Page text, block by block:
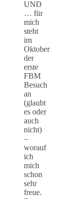
UND
… für
mich
steht
im
Oktober
der
erste
FBM
Besuch
an
(glaubt
es oder
auch
nicht)
–
worauf
ich
mich
schon
sehr
freue.